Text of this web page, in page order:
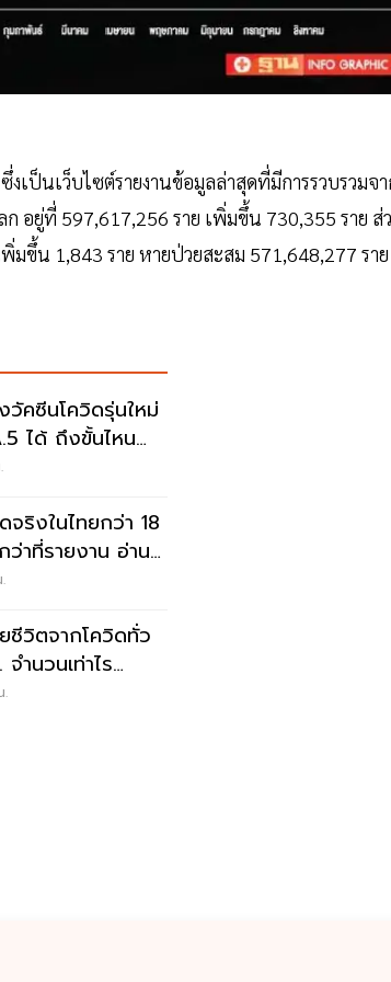
ซึ่งเป็นเว็บไซต์รายงานข้อมูลล่าสุดที่มีการรวบรวมจ
อยู่ที่ 597,617,256 ราย เพิ่มขึ้น 730,355 ราย ส่
มขึ้น 1,843 ราย หายป่วยสะสม 571,648,277 ราย
คซีนโควิดรุ่นใหม่
ได้ ถึงขั้นไหน
จริงในไทยกว่า 18
ว่าที่รายงาน อ่าน
ชีวิตจากโควิดทั่ว
ำนวนเท่าไร
.